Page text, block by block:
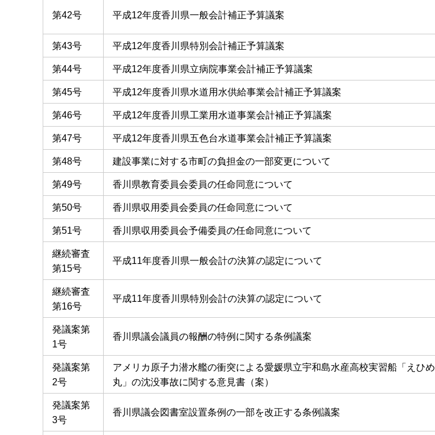
第42号 平成12年度香川県一般会計補正予算議案
第43号 平成12年度香川県特別会計補正予算議案
第44号 平成12年度香川県立病院事業会計補正予算議案
第45号 平成12年度香川県水道用水供給事業会計補正予算議案
第46号 平成12年度香川県工業用水道事業会計補正予算議案
第47号 平成12年度香川県五色台水道事業会計補正予算議案
第48号 建設事業に対する市町の負担金の一部変更について
第49号 香川県教育委員会委員の任命同意について
第50号 香川県収用委員会委員の任命同意について
第51号 香川県収用委員会予備委員の任命同意について
継続審査
第15号
平成11年度香川県一般会計の決算の認定について
継続審査
第16号
平成11年度香川県特別会計の決算の認定について
発議案第
1号
香川県議会議員の報酬の特例に関する条例議案
発議案第
2号
アメリカ原子力潜水艦の衝突による愛媛県立宇和島水産高校実習船「えひめ
丸」の沈没事故に関する意見書（案）
発議案第
3号
香川県議会図書室設置条例の一部を改正する条例議案